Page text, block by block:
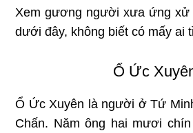
Xem gương người xưa ứng xử
dưới đây, không biết có mấy ai
Ổ Ức
Ổ Ức Xuyên là người ở Tứ
Chấn. Năm ông hai mươi